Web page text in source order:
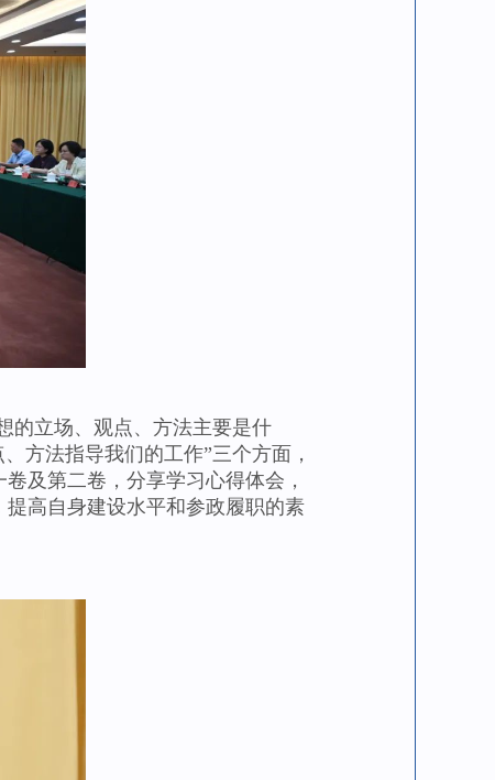
立场、观点、方法主要是什
方法指导我们的工作”三个方面，
及第二卷，分享学习心得体会，
高自身建设水平和参政履职的素